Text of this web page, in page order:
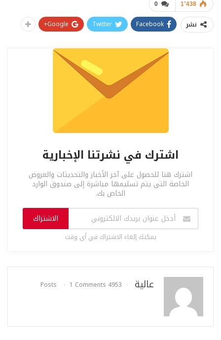
0 1٬438
نشر Facebook
Twitter
Google+
اشترك في نشرتنا الإخبارية
اشترك هنا للحصول على آخر الأخبار والتحديثات والعروض
الخاصة التي يتم تسليمها مباشرة إلى صندوق الوارد
الخاص بك.
الاشتراك
يمكنك إلغاء الاشتراك في أي وقت
عالية 4953 Posts
1 Comments